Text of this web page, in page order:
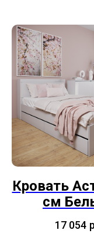
Кровать
см
17 054